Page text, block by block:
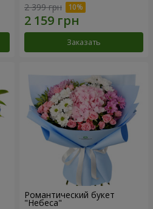
2 399 грн
Заказать
Романтический букет
"Небеса"